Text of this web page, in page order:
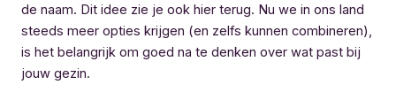
de naam. Dit idee zie je ook hier terug. Nu we in ons land
steeds meer opties krijgen (en zelfs kunnen combineren),
is het belangrijk om goed na te denken over wat past bij
jouw gezin.